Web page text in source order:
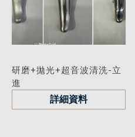
研磨+拋光+超音波清洗-立
進
詳細資料